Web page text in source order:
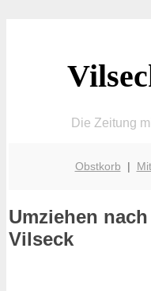
Die Zeitung
Obstkorb |
Umziehen nach
Vilseck